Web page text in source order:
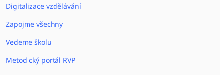
Digitalizace vzdělávání
Zapojme všechny
Vedeme školu
Metodický portál RVP